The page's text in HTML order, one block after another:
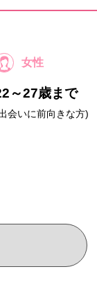
女性
～27歳まで
会いに前向きな方)